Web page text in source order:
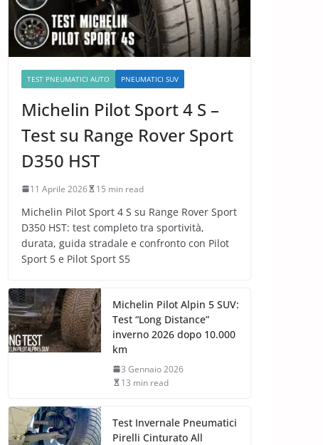
TEST PNEUMATICI AUTO PNEUMATICI SUV
Michelin Pilot Sport 4 S –
Test su Range Rover Sport
D350 HST
11 Aprile 2026 15 min read
Michelin Pilot Sport 4 S su Range Rover Sport
D350 HST: test completo tra sportività,
durata, guida stradale e confronto con Pilot
Sport 5 e Pilot Sport S5
Michelin Pilot Alpin 5 SUV:
Test “Long Distance”
inverno 2026 dopo 10.000
km
3 Gennaio 2026
13 min read
Test Invernale Pneumatici
Pirelli Cinturato All